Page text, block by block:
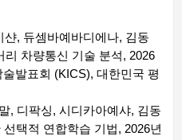
, 듀셈바예바디에나, 김동
차량통신 기술 분석, 2026
발표회 (KICS), 대한민국 평
, 디팍싱, 시디카아예샤, 김동
택적 연합학습 기법, 2026년